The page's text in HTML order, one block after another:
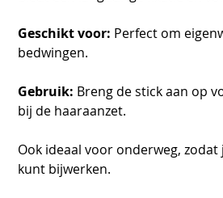
Geschikt voor: Perfect om
bedwingen.
Gebruik: Breng de stick aan op
bij de haaraanzet.
Ook ideaal voor onderweg,
kunt bijwerken.